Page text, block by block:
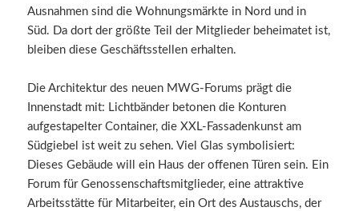
Ausnahmen sind die Wohnungsmärkte in Nord und in
Süd. Da dort der größte Teil der Mitglieder beheimatet ist,
bleiben diese Geschäftsstellen erhalten.
Die Architektur des neuen MWG-Forums prägt die
Innenstadt mit: Lichtbänder betonen die Konturen
aufgestapelter Container, die XXL-Fassadenkunst am
Südgiebel ist weit zu sehen. Viel Glas symbolisiert:
Dieses Gebäude will ein Haus der offenen Türen sein. Ein
Forum für Genossenschaftsmitglieder, eine attraktive
Arbeitsstätte für Mitarbeiter, ein Ort des Austauschs, der